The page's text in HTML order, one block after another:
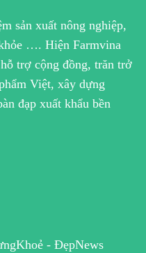
sản xuất nông nghiệp,
…. Hiện Farmvina
trợ cộng đồng, trăn trở
Việt, xây dựng
đạp xuất khẩu bền
Khoẻ - ĐẹpNews